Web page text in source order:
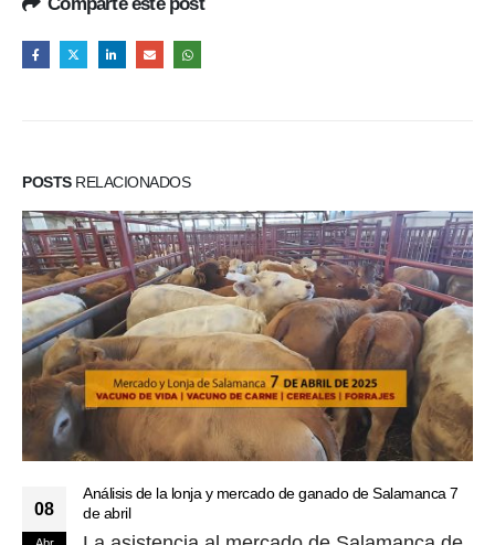
POSTSRELACIONADOS
08
Análisis de la lonja y mercado de ganado de Salamanca 7
de abril